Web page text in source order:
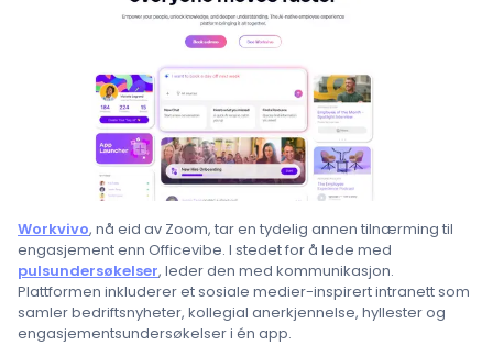
Workvivo, nå eid av Zoom, tar en tydelig annen tilnærming til
engasjement enn Officevibe. I stedet for å lede med
pulsundersøkelser, leder den med kommunikasjon.
Plattformen inkluderer et sosiale medier-inspirert intranett som
samler bedriftsnyheter, kollegial anerkjennelse, hyllester og
engasjementsundersøkelser i én app.